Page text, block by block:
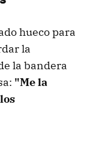
hueco para
la
la bandera
"Me la